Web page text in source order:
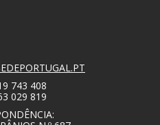
743 408
029 819